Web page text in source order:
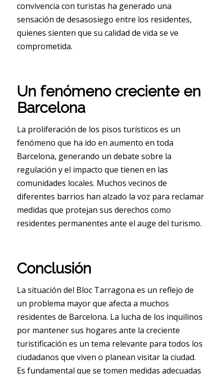
convivencia con turistas ha generado una
sensación de desasosiego entre los residentes,
quienes sienten que su calidad de vida se ve
comprometida.
Un fenómeno creciente en
Barcelona
La proliferación de los pisos turísticos es un
fenómeno que ha ido en aumento en toda
Barcelona, generando un debate sobre la
regulación y el impacto que tienen en las
comunidades locales. Muchos vecinos de
diferentes barrios han alzado la voz para reclamar
medidas que protejan sus derechos como
residentes permanentes ante el auge del turismo.
Conclusión
La situación del Bloc Tarragona es un reflejo de
un problema mayor que afecta a muchos
residentes de Barcelona. La lucha de los inquilinos
por mantener sus hogares ante la creciente
turistificación es un tema relevante para todos los
ciudadanos que viven o planean visitar la ciudad.
Es fundamental que se tomen medidas adecuadas